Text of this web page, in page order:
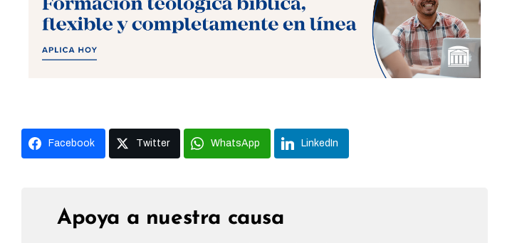
Facebook Twitter WhatsApp LinkedIn
Apoya a nuestra causa